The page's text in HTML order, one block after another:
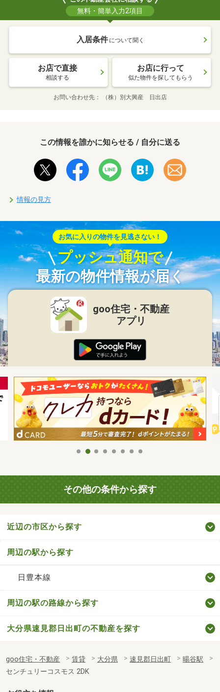
無料・簡単入力2項目
入居条件 について聞く
お店で直接
相談する
お店に行って
似た物件を探してもらう
お問い合わせ先 （株）別大興産 日出店
この情報を誰かに知らせる / 自分に送る
情報の見方
お気に入りの物件を見逃さない！
プッシュ通知で
最新の物件情報が届く
goo住宅・不動産
アプリ
その他の条件から探す
近辺の市区から探す
周辺の駅から探す
日豊本線
周辺の駅の路線から探す
大分県速見郡日出町の不動産を探す
goo住宅・不動産 賃貸 大分県 速見郡日出町
暘谷駅
センチュリーコスモス 2DK